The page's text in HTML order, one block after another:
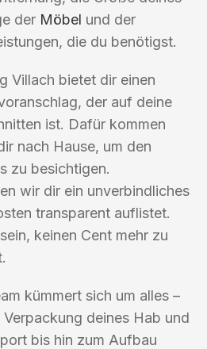
der Möbel und der
die du benötigst.
Villach bietet dir einen
der auf deine
ist. Dafür kommen
nach Hause, um den
zu besichtigen.
wir dir ein unverbindliches
transparent auflistet.
keinen Cent mehr zu
kümmert sich um alles –
deines Hab und
bis hin zum Aufbau